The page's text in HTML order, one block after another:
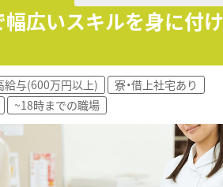
広いスキルを身に付け
給与(600万円以上)
寮・借上社宅あり
~18時までの職場